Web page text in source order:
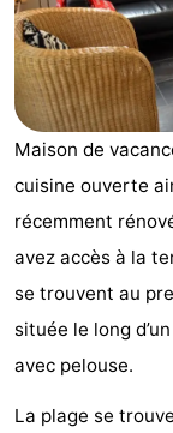
Plage
Passer
nuit
Appartements
-
Loverendale
Résidence
Campings
d'hôtes
Chaumières
-
Maison de
cuisine ouverte
récemment
avez accès à la
se trouvent au
située le long
avec pelouse.
La plage se